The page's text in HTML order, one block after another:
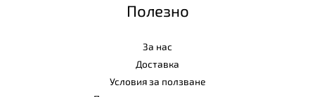
Полезно
За нас
Доставка
Условия за ползване